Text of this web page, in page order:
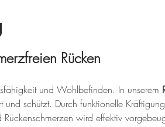
Rücken
und Wohlbefinden. In unserem
schützt. Durch funktionelle
wird effektiv